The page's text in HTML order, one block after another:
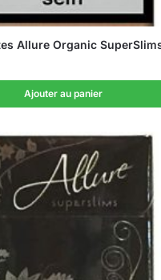
Allure Organic
Ajouter au panier